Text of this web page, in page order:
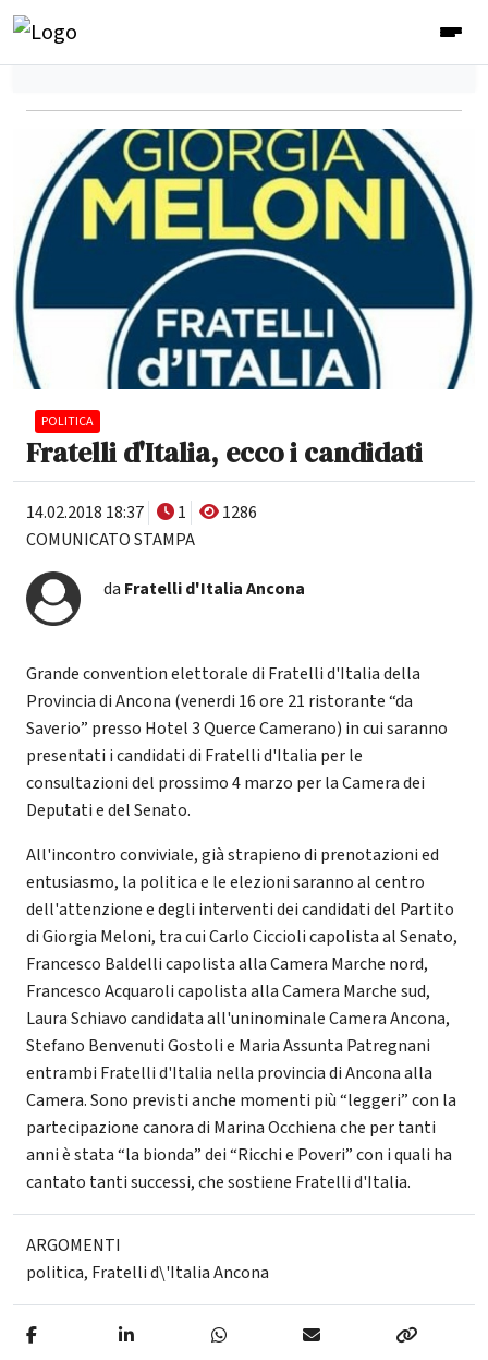
POLITICA
Fratelli d'Italia, ecco i candidati
14.02.2018 18:37 1
1286
COMUNICATO STAMPA
da Fratelli d'Italia Ancona
Grande convention elettorale di Fratelli d'Italia della
Provincia di Ancona (venerdi 16 ore 21 ristorante “da
Saverio” presso Hotel 3 Querce Camerano) in cui saranno
presentati i candidati di Fratelli d'Italia per le
consultazioni del prossimo 4 marzo per la Camera dei
Deputati e del Senato.
All'incontro conviviale, già strapieno di prenotazioni ed
entusiasmo, la politica e le elezioni saranno al centro
dell'attenzione e degli interventi dei candidati del Partito
di Giorgia Meloni, tra cui Carlo Ciccioli capolista al Senato,
Francesco Baldelli capolista alla Camera Marche nord,
Francesco Acquaroli capolista alla Camera Marche sud,
Laura Schiavo candidata all'uninominale Camera Ancona,
Stefano Benvenuti Gostoli e Maria Assunta Patregnani
entrambi Fratelli d'Italia nella provincia di Ancona alla
Camera. Sono previsti anche momenti più “leggeri” con la
partecipazione canora di Marina Occhiena che per tanti
anni è stata “la bionda” dei “Ricchi e Poveri” con i quali ha
cantato tanti successi, che sostiene Fratelli d'Italia.
ARGOMENTI
politica, Fratelli d\'Italia Ancona